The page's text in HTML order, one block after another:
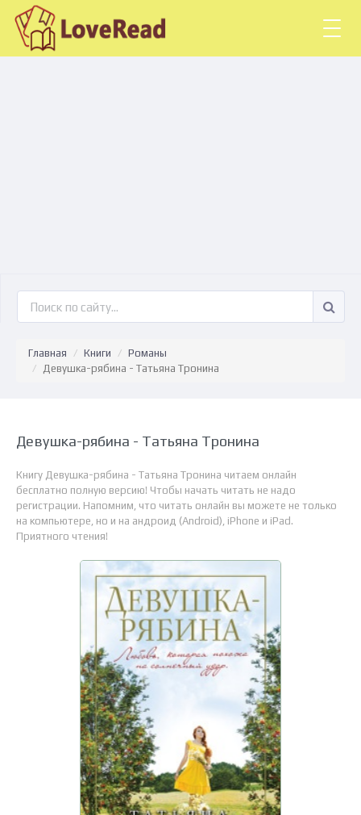
Главная Книги
Романы
Девушка-рябина - Татьяна Тронина
Девушка-рябина - Татьяна Тронина
Книгу Девушка-рябина - Татьяна Тронина читаем онлайн
бесплатно полную версию! Чтобы начать читать не надо
регистрации. Напомним, что читать онлайн вы можете не только
на компьютере, но и на андроид (Android), iPhone и iPad.
Приятного чтения!